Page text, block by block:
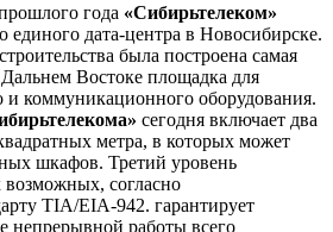
года «Сибирьтелеком»
единого дата-центра в Новосибирске.
строительства была построена самая
Востоке площадка для
и коммуникационного оборудования.
сегодня включает два
метра, в которых может
шкафов. Третий уровень
возможных, согласно
TIA/EIA-942. гарантирует
непрерывной работы всего